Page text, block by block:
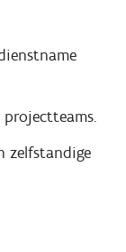
projectteams.
zelfstandige